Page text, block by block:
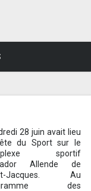
28 juin avait lieu
du Sport sur le
sportif
Allende de
Jacques. Au
des